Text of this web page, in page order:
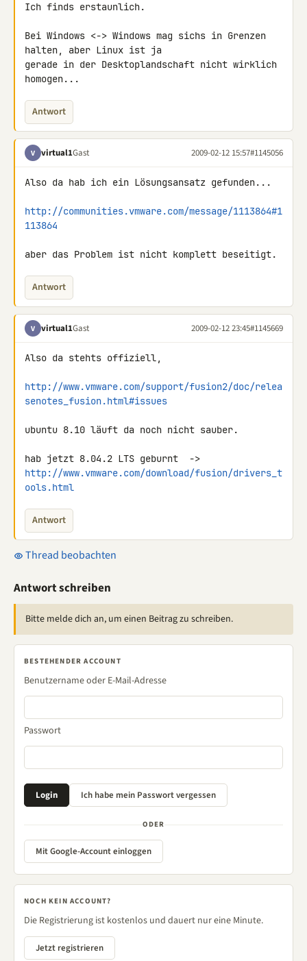
Ich finds erstaunlich.
Bei Windows <-> Windows mag sichs in Grenzen
halten, aber Linux ist ja
gerade in der Desktoplandschaft nicht wirklich
homogen...
Antwort
V virtual1Gast 2009-02-12 15:57#1145056
Also da hab ich ein Lösungsansatz gefunden...
http://communities.vmware.com/message/1113864#1
113864
aber das Problem ist nicht komplett beseitigt.
Antwort
V virtual1Gast 2009-02-12 23:45#1145669
Also da stehts offiziell,
http://www.vmware.com/support/fusion2/doc/relea
senotes_fusion.html#issues
ubuntu 8.10 läuft da noch nicht sauber.
http://www.vmware.com/download/fusion/drivers_t
ools.html
Antwort
Thread beobachten
Antwort schreiben
Bitte melde dich an, um einen Beitrag zu schreiben.
BESTEHENDER ACCOUNT
Benutzername oder E-Mail-Adresse
Passwort
ODER
Mit Google-Account einloggen
NOCH KEIN ACCOUNT?
Die Registrierung ist kostenlos und dauert nur eine Minute.
Jetzt registrieren